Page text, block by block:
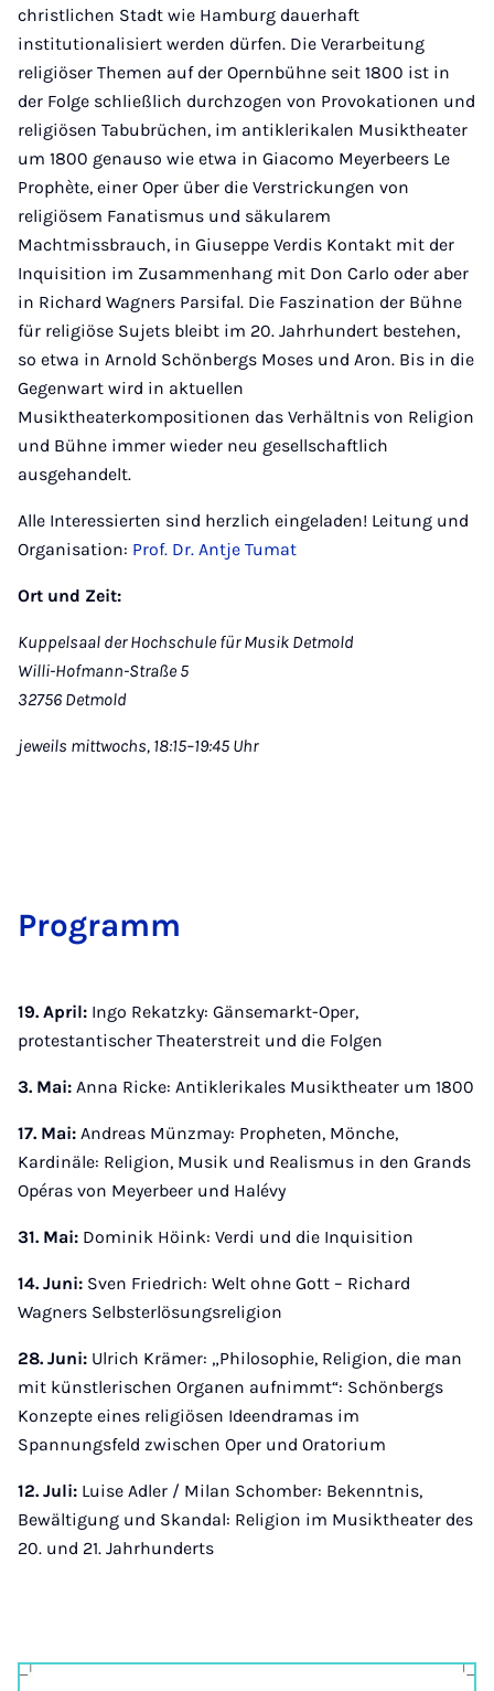
christlichen Stadt wie Hamburg dauerhaft
institutionalisiert werden dürfen. Die Verarbeitung
religiöser Themen auf der Opernbühne seit 1800 ist in
der Folge schließlich durchzogen von Provokationen und
religiösen Tabubrüchen, im antiklerikalen Musiktheater
um 1800 genauso wie etwa in Giacomo Meyerbeers Le
Prophète, einer Oper über die Verstrickungen von
religiösem Fanatismus und säkularem
Machtmissbrauch, in Giuseppe Verdis Kontakt mit der
Inquisition im Zusammenhang mit Don Carlo oder aber
in Richard Wagners Parsifal. Die Faszination der Bühne
für religiöse Sujets bleibt im 20. Jahrhundert bestehen,
so etwa in Arnold Schönbergs Moses und Aron. Bis in die
Gegenwart wird in aktuellen
Musiktheaterkompositionen das Verhältnis von Religion
und Bühne immer wieder neu gesellschaftlich
ausgehandelt.
Alle Interessierten sind herzlich eingeladen! Leitung und
Organisation: Prof. Dr. Antje Tumat
Ort und Zeit:
Kuppelsaal der Hochschule für Musik Detmold
Willi-Hofmann-Straße 5
32756 Detmold
jeweils mittwochs, 18:15–19:45 Uhr
Pro­gramm
19. April: Ingo Rekatzky: Gänsemarkt-Oper,
protestantischer Theaterstreit und die Folgen
3. Mai: Anna Ricke: Antiklerikales Musiktheater um 1800
17. Mai: Andreas Münzmay: Propheten, Mönche,
Kardinäle: Religion, Musik und Realismus in den Grands
Opéras von Meyerbeer und Halévy
31. Mai: Dominik Höink: Verdi und die Inquisition
14. Juni: Sven Friedrich: Welt ohne Gott – Richard
Wagners Selbsterlösungsreligion
28. Juni: Ulrich Krämer: „Philosophie, Religion, die man
mit künstlerischen Organen aufnimmt“: Schönbergs
Konzepte eines religiösen Ideendramas im
Spannungsfeld zwischen Oper und Oratorium
12. Juli: Luise Adler / Milan Schomber: Bekenntnis,
Bewältigung und Skandal: Religion im Musiktheater des
20. und 21. Jahrhunderts